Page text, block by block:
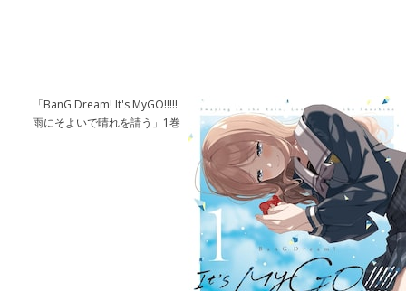
「BanG Dream! It's MyGO!!!!!
雨にそよいで晴れを請う」1巻